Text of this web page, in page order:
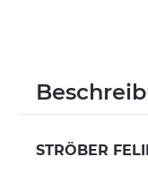
STRÖBER